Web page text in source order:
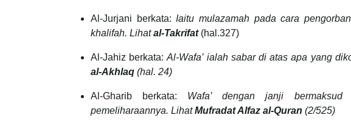
Al-Jurjani berkata: Iaitu mulazamah pada cara
khalifah. Lihatal-Takrifat (hal.327)
Al-Jahiz berkata:Al-Wafa’ ialah sabar di atas apa yang
al-Akhlaq (hal. 24)
Al-Gharib berkata: Wafa’ dengan janji bermaksud
pemeliharaannya. LihatMufradat Alfaz al-Quran (2/525)